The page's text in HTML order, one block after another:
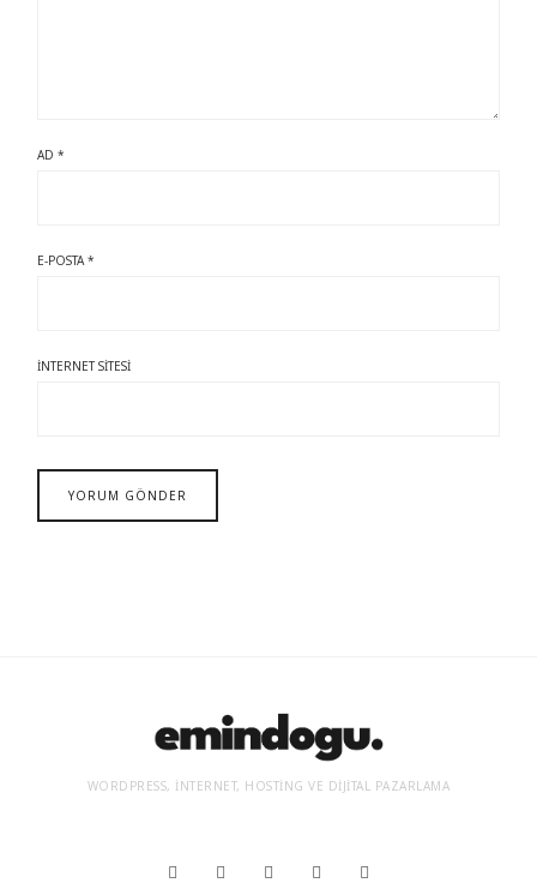
AD*
E-POSTA*
İNTERNET SITESI
WORDPRESS, İNTERNET, HOSTING VE DIJITAL PAZARLAMA